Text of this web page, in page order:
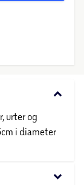
keyboard_arrow_down
urter og
i diameter
keyboard_arrow_down